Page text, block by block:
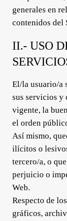
generales en
contenidos del
II.- USO
El/la usuario/a
sus servicios y
vigente, la
el orden
Así mismo,
ilícitos o
tercero/a, o
perjuicio o
Web.
Respecto de
gráficos,